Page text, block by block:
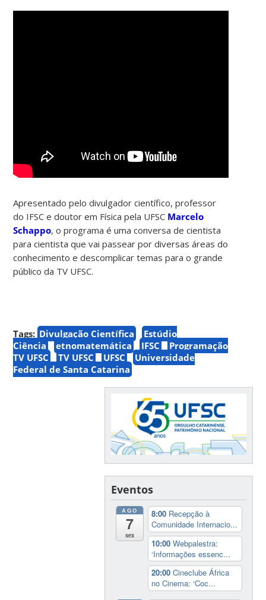
Apresentado pelo divulgador científico, professor
do IFSC e doutor em Física pela UFSC Marcelo
Schappo, o programa é uma conversa de cientista
para cientista que vai passear por diversas áreas do
conhecimento e descomplicar temas para o grande
público da TV UFSC.
Tags: Divulgação Científica
Estúdio
Ciência
etnomatemática IFSC
Programação
TV UFSC
TV UFSC UFSC
Universidade
Federal de Santa Catarina
Eventos
AGO
7
sex
8:00 Recepção à
Comunidade Internacio...
10:00Webpalestra:
‘Informações essenc...
20:00Cineclube África
no Cinema: ‘Coc...